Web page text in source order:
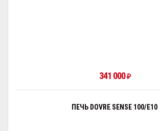
341 000 ₽
ПЕЧЬ DOVRE SENSE 100/E10